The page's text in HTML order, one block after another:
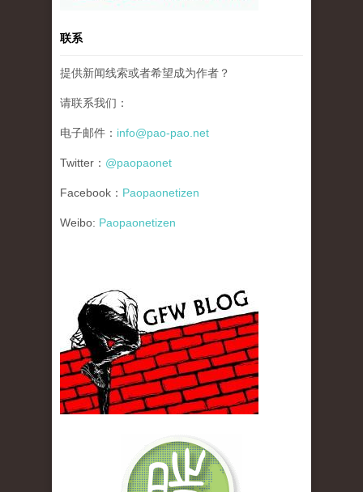
联系
提供新闻线索或者希望成为作者？
请联系我们：
电子邮件： info@pao-pao.net
Twitter： @paopaonet
Facebook： Paopaonetizen
Weibo: Paopaonetizen
gfw_blog_small.jpg